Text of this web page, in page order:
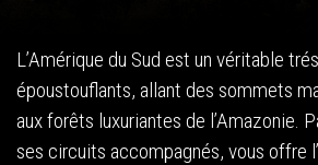
L’Amérique du Sud est un véritable
époustouflants, allant des sommets
aux forêts luxuriantes de l’Amazonie.
ses circuits accompagnés, vous offre